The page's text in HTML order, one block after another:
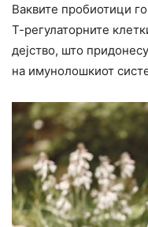
Ваквите пробиотици
Т-регулаторните
дејство, што
на имунолошкиот